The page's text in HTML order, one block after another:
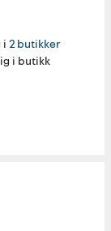
i 2 butikker
i butikk